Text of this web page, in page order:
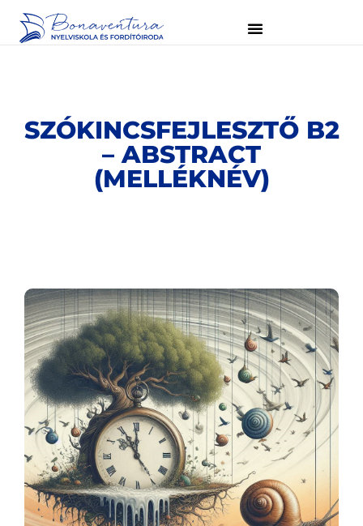
SZÓKINCSFEJLESZTŐ B2
– ABSTRACT
(MELLÉKNÉV)